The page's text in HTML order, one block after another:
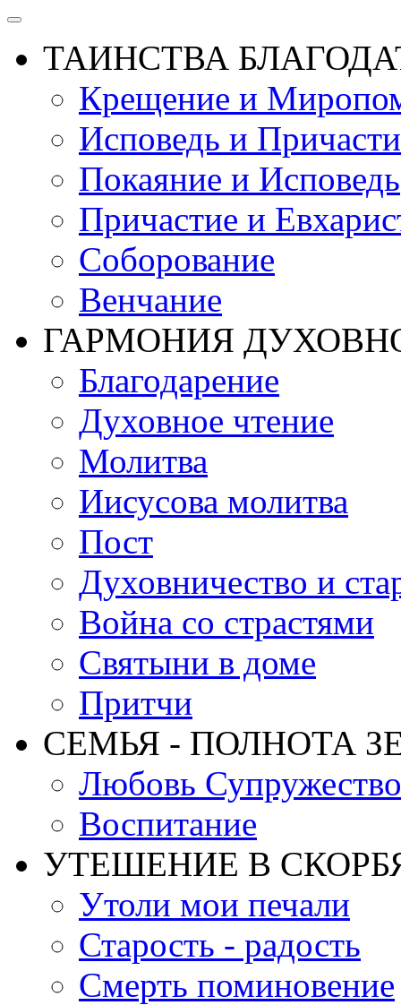
ТАИНСТВА
Крещение и
Исповедь и
Покаяние и Исповедь
Причастие и
Соборование
Венчание
ГАРМОНИЯ
Благодарение
Духовное чтение
Молитва
Иисусова молитва
Пост
Духовничество и
Война со страстями
Святыни в доме
Притчи
СЕМЬЯ - ПОЛНОТА
Любовь Супружество
Воспитание
УТЕШЕНИЕ В
Утоли мои печали
Старость - радость
Смерть поминовение